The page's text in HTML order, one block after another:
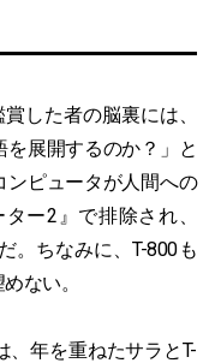
賞した者の脳裏には、
を展開するのか？」と
ンピュータが人間への
ー2』で排除され、
。ちなみに、T-800も
ない。
年を重ねたサラとT-